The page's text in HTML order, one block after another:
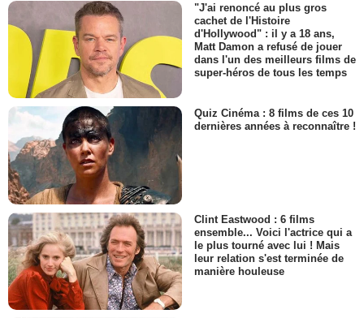
"J'ai renoncé au plus gros
cachet de l'Histoire
d'Hollywood" : il y a 18 ans,
Matt Damon a refusé de jouer
dans l'un des meilleurs films de
super-héros de tous les temps
Quiz Cinéma : 8 films de ces 10
dernières années à reconnaître !
Clint Eastwood : 6 films
ensemble... Voici l'actrice qui a
le plus tourné avec lui ! Mais
leur relation s'est terminée de
manière houleuse